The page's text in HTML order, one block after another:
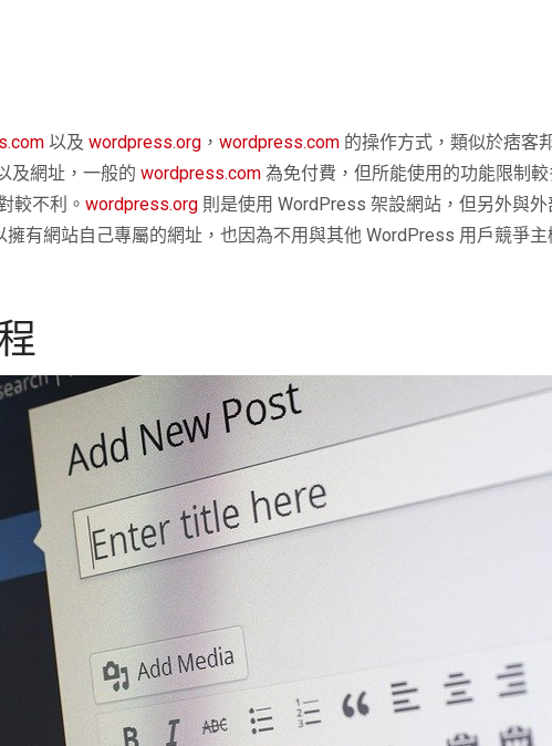
以及wordpress.org ，wordpress.com 的操作方式，類似於痞客
及網址，一般的wordpress.com 為免付費，但所能使用的功能限制
較不利。wordpress.org 則是使用 WordPress 架設網站，但另外與
有網站自己專屬的網址，也因為不用與其他 WordPress 用戶競爭